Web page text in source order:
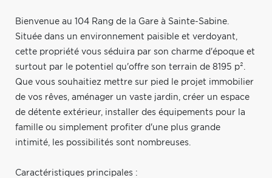
Bienvenue au 104 Rang de la Gare à Sainte-Sabine.
Située dans un environnement paisible et verdoyant,
cette propriété vous séduira par son charme d'époque et
surtout par le potentiel qu'offre son terrain de 8195 p².
Que vous souhaitiez mettre sur pied le projet immobilier
de vos rêves, aménager un vaste jardin, créer un espace
de détente extérieur, installer des équipements pour la
famille ou simplement profiter d'une plus grande
intimité, les possibilités sont nombreuses.
Caractéristiques principales :